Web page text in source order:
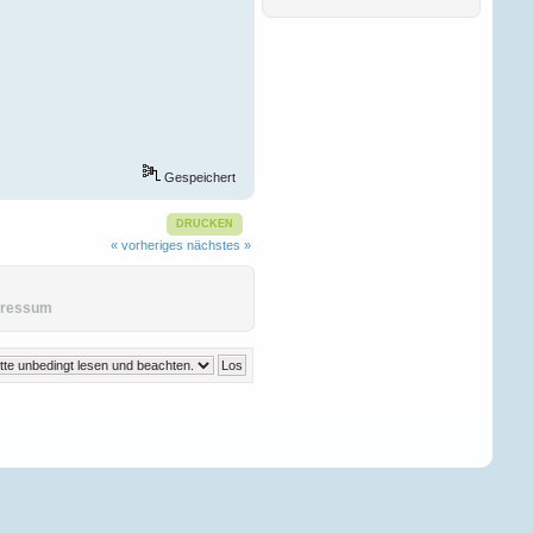
Gespeichert
DRUCKEN
« vorheriges nächstes »
´Ð°Ñ‚ÐµÐ»Ñ.